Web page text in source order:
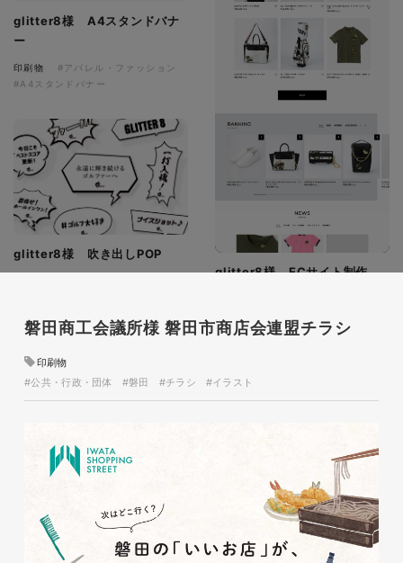
glitter8様 ECサイト制作
#HTML/CSSコーディング
glitter8様 A4スタンドバナ
ー
印刷物
#アパレル・ファッション
#A4スタンドバナー
glitter8様 吹き出しPOP
glitter8様 チラシ
glitter8様 カタログ
印刷物
#アパレル・ファッション
磐田商工会議所様 磐田市商店会連盟チラシ
印刷物
#公共・行政・団体
#磐田 #チラシ #イラスト